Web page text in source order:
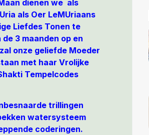
dienen we als
als Oer LeMUriaans
Liefdes Tonen te
3 maanden op en
onze geliefde Moeder
met haar Vrolijke
Tempelcodes
trillingen
watersysteem
coderingen.